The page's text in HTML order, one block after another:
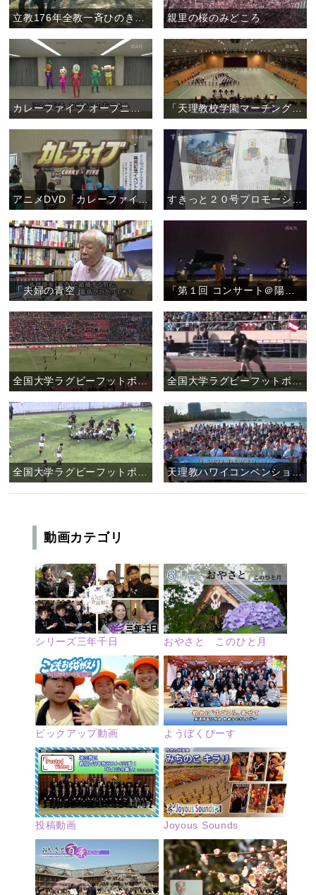
立教176年全教一斉ひのきしんデー・福島教区いわき支部（4月29日） 親里の桜のみどころ
カレーファイブ オープニング曲 ダンス 「天理教校学園マーチングバンド Violet Impulse2013」
すきっと２０号プロモーションムービー
「夫婦の青空」
全国大学ラグビーフットボール選手権大会 天理大学ラグビー部 決勝戦 全国大学ラグビーフットボール選手権大会 天理大学ラグビー部 準決勝戦
天理教ハワイコンベンション2011
動画カテゴリ
シリーズ三年千日 おやさと このひと月
ピックアップ動画 ようぼくぴーす
投稿動画 Joyous Sounds